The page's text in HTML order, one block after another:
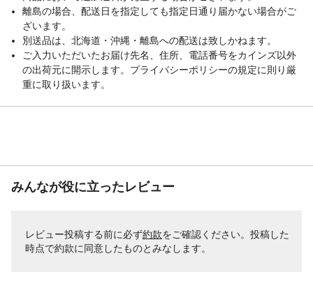
離島の場合、配送日を指定しても指定日通り届かない場合がご
ざいます。
別送品は、北海道・沖縄・離島への配送は致しかねます。
ご入力いただいたお届け先名、住所、電話番号をカインズ以外
の出荷元に開示します。プライバシーポリシーの規定に則り厳
重に取り扱います。
みんなが役に立ったレビュー
レビュー投稿する前に必ず約款をご確認ください。投稿した
時点で約款に同意したものとみなします。